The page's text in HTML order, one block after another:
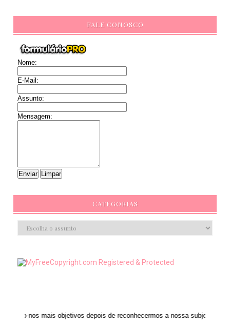
FALE CONOSCO
Nome:
E-Mail:
Assunto:
Mensagem:
CATEGORIAS
objetivos depois de reconhecermos a nossa subjetividade." ANAIS NIN